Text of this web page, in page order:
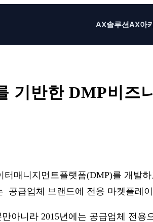
AX솔루션AX아
기반한 DMP비즈
매니지먼트플랫폼(DMP)를 개발
급업체 브랜드에 전용 마켓플레
니라 2015년에는 공급업체 전용